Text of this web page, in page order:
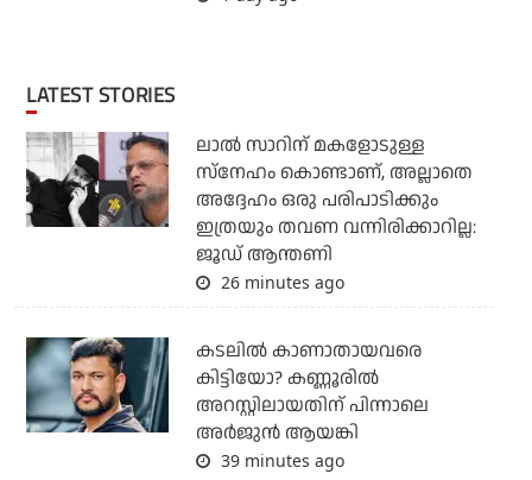
LATEST STORIES
ലാൽ സാറിന് മകളോടുള്ള
സ്നേഹം കൊണ്ടാണ്, അല്ലാതെ
അദ്ദേഹം ഒരു പരിപാടിക്കും
ഇത്രയും തവണ വന്നിരിക്കാറില്ല:
ജൂഡ് ആന്തണി
26 minutes ago
കടലില്‍ കാണാതായവരെ
കിട്ടിയോ? കണ്ണൂരില്‍
അറസ്റ്റിലായതിന് പിന്നാലെ
അര്‍ജുന്‍ ആയങ്കി
39 minutes ago